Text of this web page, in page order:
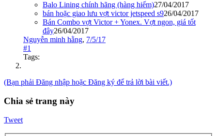
Balo Lining chính hãng (hàng hiếm)27/04/2017
bán hoặc giao lưu vợt victor jetspeed s926/04/2017
Bán Combo vợt Victor + Yonex. Vợt ngon, giá tốt
đây26/04/2017
Nguyễn minh hằng, 7/5/17
#1
Tags:
(Bạn phải Đăng nhập hoặc Đăng ký để trả lời bài viết.)
Chia sẻ trang này
Tweet